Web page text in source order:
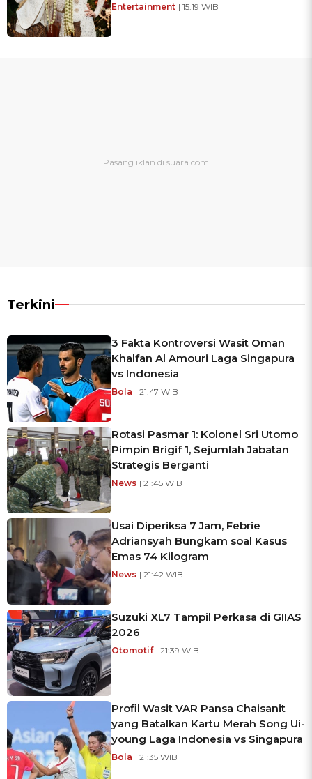
Entertainment | 15:19 WIB
Terkini
3 Fakta Kontroversi Wasit Oman
Khalfan Al Amouri Laga Singapura
vs Indonesia
Bola | 21:47 WIB
Rotasi Pasmar 1: Kolonel Sri Utomo
Pimpin Brigif 1, Sejumlah Jabatan
Strategis Berganti
News | 21:45 WIB
Usai Diperiksa 7 Jam, Febrie
Adriansyah Bungkam soal Kasus
Emas 74 Kilogram
News | 21:42 WIB
Suzuki XL7 Tampil Perkasa di GIIAS
2026
Otomotif | 21:39 WIB
Profil Wasit VAR Pansa Chaisanit
yang Batalkan Kartu Merah Song Ui-
young Laga Indonesia vs Singapura
Bola | 21:35 WIB